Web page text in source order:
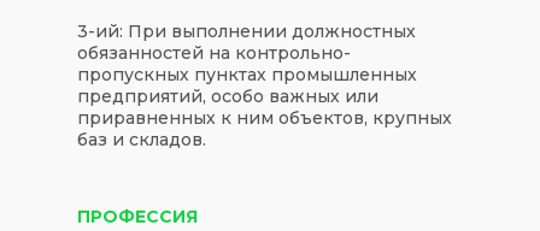
3-ий: При выполнении должностных
обязанностей на контрольно-
пропускных пунктах промышленных
предприятий, особо важных или
приравненных к ним объектов, крупных
баз и складов.
ПРОФЕССИЯ